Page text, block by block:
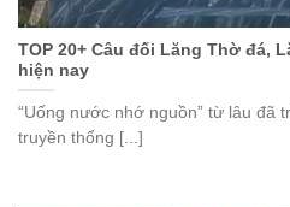
TOP 20+ Câu đối Lăng Thờ đá,
hiện nay
“Uống nước nhớ nguồn” từ lâu đã
truyền thống [...]